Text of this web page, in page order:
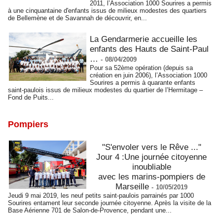
2011, l’Association 1000 Sourires a permis
à une cinquantaine d'enfants issus de milieux modestes des quartiers
de Bellemène et de Savannah de découvrir, en...
La Gendarmerie accueille les
enfants des Hauts de Saint-Paul
… - 08/04/2009
Pour sa 52ème opération (depuis sa
création en juin 2006), l’Association 1000
Sourires a permis à quarante enfants
saint-paulois issus de milieux modestes du quartier de l’Hermitage –
Fond de Puits...
Pompiers
"S'envoler vers le Rêve ..."
Jour 4 :Une journée citoyenne
inoubliable
avec les marins-pompiers de
Marseille - 10/05/2019
Jeudi 9 mai 2019, les neuf petits saint-paulois parrainés par 1000
Sourires entament leur seconde journée citoyenne. Après la visite de la
Base Aérienne 701 de Salon-de-Provence, pendant une...